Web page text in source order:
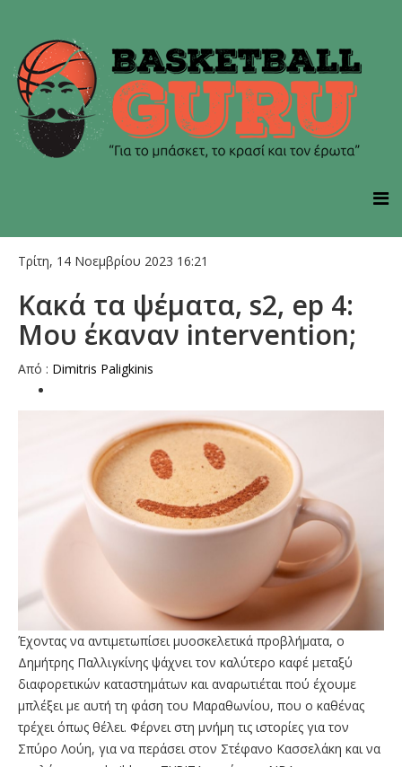
Τρίτη, 14 Νοεμβρίου 2023 16:21
Κακά τα ψέματα, s2, ep 4:
Μου έκαναν intervention;
Από : Dimitris Paligkinis
Έχοντας να αντιμετωπίσει μυοσκελετικά προβλήματα, ο
Δημήτρης Παλλιγκίνης ψάχνει τον καλύτερο καφέ μεταξύ
διαφορετικών καταστημάτων και αναρωτιέται πού έχουμε
μπλέξει με αυτή τη φάση του Μαραθωνίου, που ο καθένας
τρέχει όπως θέλει. Φέρνει στη μνήμη τις ιστορίες για τον
Σπύρο Λούη, για να περάσει στον Στέφανο Κασσελάκη και να